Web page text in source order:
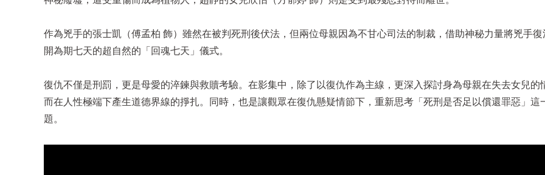
作為兇手的張士凱（傅孟柏 飾）雖然在被判死刑後伏法，但兩位母親因為不甘心司法的制裁，借助神秘力量將兇手
開為期七天的超自然的「回魂七天」儀式。
復仇不僅是刑罰，更是母愛的淬鍊與救贖考驗。在影集中，除了以復仇作為主線，更深入探討身為母親在失去女兒的
而在人性極端下產生道德界線的掙扎。同時，也是讓觀眾在復仇懸疑情節下，重新思考「死刑是否足以償還罪惡」這
題。